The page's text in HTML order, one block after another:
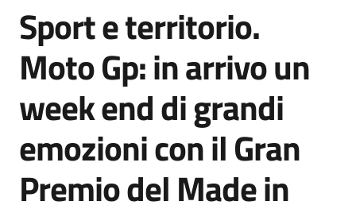
Agenzia
di
informazione
e
comunicazione
Salta al contenuto
Sport e territorio.
Moto Gp: in arrivo un
week end di grandi
emozioni con il Gran
Premio del Made in